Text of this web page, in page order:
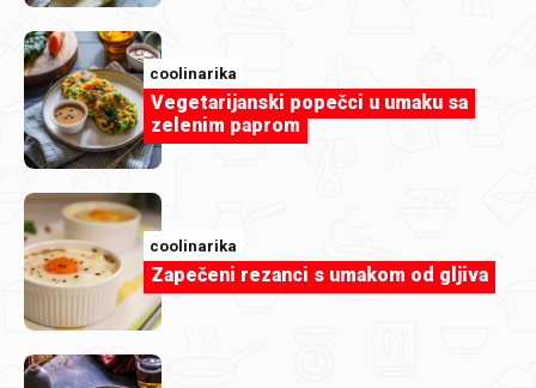
coolinarika
Cheesecake s višnjama
coolinarika
Vegetarijanski popečci u umaku sa
zelenim paprom
coolinarika
Zapečeni rezanci s umakom od gljiva